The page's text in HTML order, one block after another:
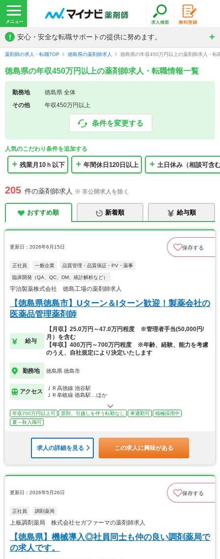
! 安心・安全な転職サポートの提供に努めます。
薬剤師の求人・転職TOP 徳島県の薬剤師求人 徳島県の年収450万円以上の薬剤師求人・転
徳島県の年収450万円以上の薬剤師求人・転職情報一覧
勤務地
徳島県 全体
その他
年収450万円以上
条件を変更する
人気のこだわり条件を追加する
残業月10ｈ以下 年間休日120日以上 土日休み（相談可含
205 件の薬剤師求人 ※ 非公開求人を除く
おすすめ順 新着順 給与順
更新日：2026年6月15日 保存する
正社員 一般企業 品質管理・品質保証・PV・薬事
臨床開発（QA、QC、DM、統計解析など）
宇治製薬株式会社 徳島工場の薬剤師求人
【徳島県徳島市】Uターン＆Iターン歓迎！製薬会社の
医薬品管理薬剤師
給与
【月収】25.0万円～47.0万円程度 ※管理者手当(50,000円/
月）を含む
【年収】400万円～700万円程度 ※年齢、経験、能力を考慮
のうえ、自社規定により決定いたします
勤務地 徳島県 徳島市
アクセス
ＪＲ高徳線 池谷駅
ＪＲ牟岐線 徳島駅…ほか
年収700万円以上可 原則、引越しを伴う転勤なし 車通勤可
積極採用中
夏～秋入職可
求人の詳細を見る この求人に興味がある
更新日：2026年5月26日 保存する
正社員 調剤薬局
上板調剤薬局 株式会社セガファーマの薬剤師求人
【徳島県】機械導入◎社員同士も仲の良い調剤薬局で
の求人です。